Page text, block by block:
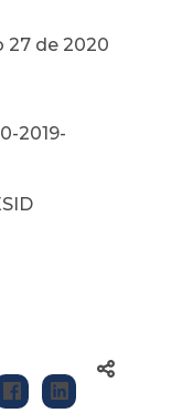
2020
2019-